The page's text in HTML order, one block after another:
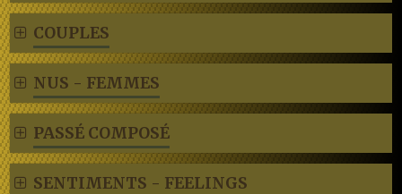
COUPLES
NUS - FEMMES
PASSÉ COMPOSÉ
SENTIMENTS - FEELINGS